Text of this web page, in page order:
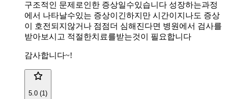
구조적인 문제로인한 증상일수있습니다 성장하는과정
에서 나타날수있는 증상이긴하지만 시간이지나도 증상
이 호전되지않거나 점점더 심해진다면 병원에서 검사를
받아보시고 적절한치료를받는것이 필요합니다
감사합니다~!
5.0 (1)